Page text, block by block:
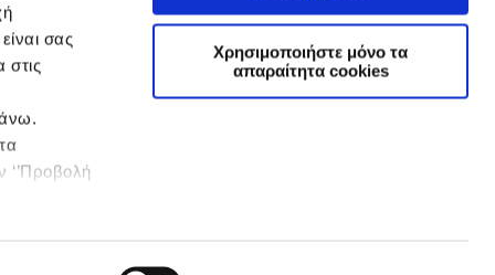
σας
στις
‘’Προβολή
Χρησιμοποιήστε μόνο τα
απαραίτητα cookies